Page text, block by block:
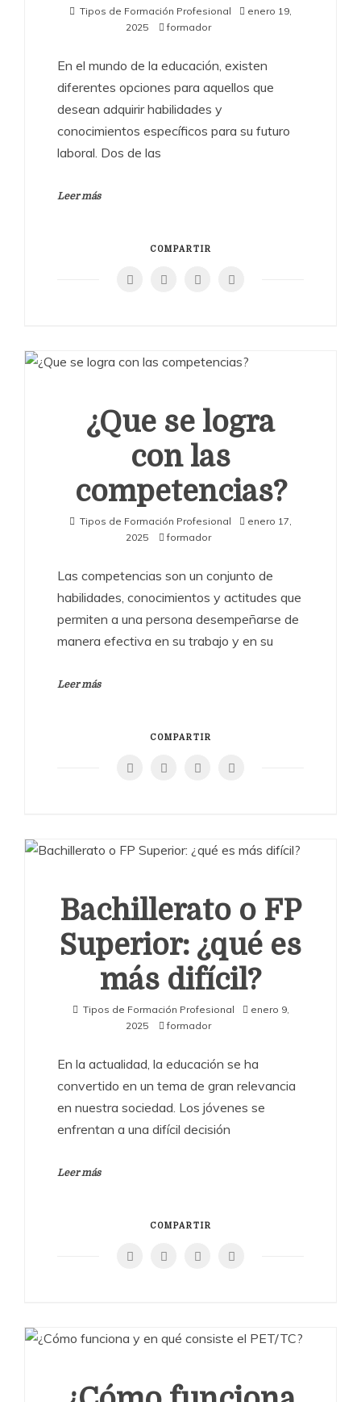
Tipos de Formación Profesional
enero 19,
2025
formador
En el mundo de la educación, existen
diferentes opciones para aquellos que
desean adquirir habilidades y
conocimientos específicos para su futuro
laboral. Dos de las
Leer más
COMPARTIR
¿Que se logra
con las
competencias?
Tipos de Formación Profesional
enero 17,
2025
formador
Las competencias son un conjunto de
habilidades, conocimientos y actitudes que
permiten a una persona desempeñarse de
manera efectiva en su trabajo y en su
Leer más
COMPARTIR
Bachillerato o FP
Superior: ¿qué es
más difícil?
Tipos de Formación Profesional
enero 9,
2025
formador
En la actualidad, la educación se ha
convertido en un tema de gran relevancia
en nuestra sociedad. Los jóvenes se
enfrentan a una difícil decisión
Leer más
COMPARTIR